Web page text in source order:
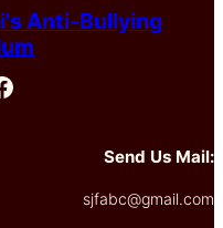
Anti-Bullying
Send Us Mail:
sjfabc@gmail.com